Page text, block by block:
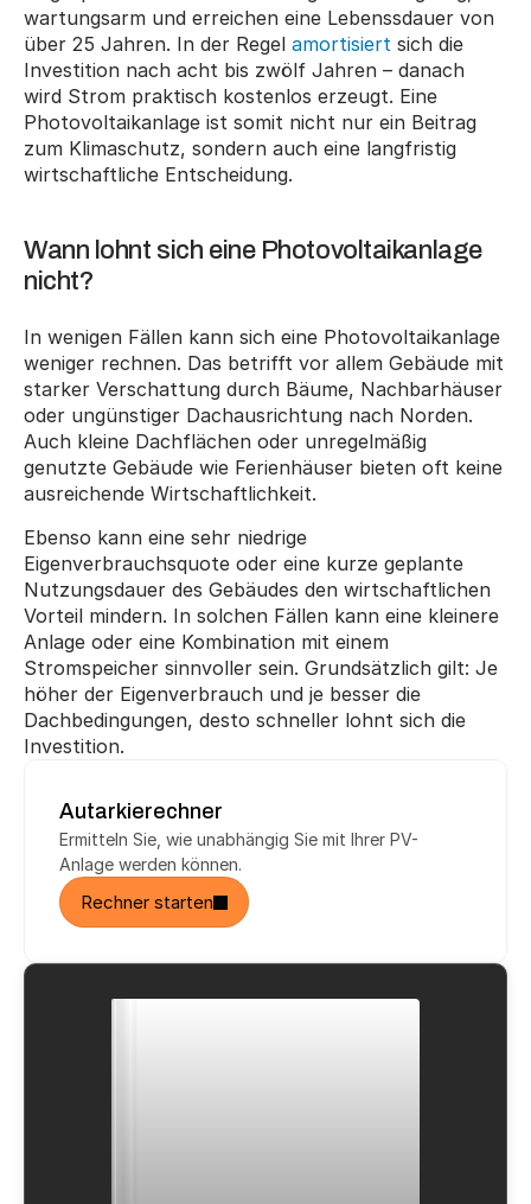
wartungsarm und erreichen eine Lebenssdauer von
über 25 Jahren. In der Regel amortisiert sich die
Investition nach acht bis zwölf Jahren – danach
wird Strom praktisch kostenlos erzeugt. Eine
Photovoltaikanlage ist somit nicht nur ein Beitrag
zum Klimaschutz, sondern auch eine langfristig
wirtschaftliche Entscheidung.
Wann lohnt sich eine Photovoltaikanlage
nicht?
In wenigen Fällen kann sich eine Photovoltaikanlage
weniger rechnen. Das betrifft vor allem Gebäude mit
starker Verschattung durch Bäume, Nachbarhäuser
oder ungünstiger Dachausrichtung nach Norden.
Auch kleine Dachflächen oder unregelmäßig
genutzte Gebäude wie Ferienhäuser bieten oft keine
ausreichende Wirtschaftlichkeit.
Ebenso kann eine sehr niedrige
Eigenverbrauchsquote oder eine kurze geplante
Nutzungsdauer des Gebäudes den wirtschaftlichen
Vorteil mindern. In solchen Fällen kann eine kleinere
Anlage oder eine Kombination mit einem
Stromspeicher sinnvoller sein. Grundsätzlich gilt: Je
höher der Eigenverbrauch und je besser die
Dachbedingungen, desto schneller lohnt sich die
Investition.
Autarkierechner
Ermitteln Sie, wie unabhängig Sie mit Ihrer PV-
Anlage werden können.
Rechner starten